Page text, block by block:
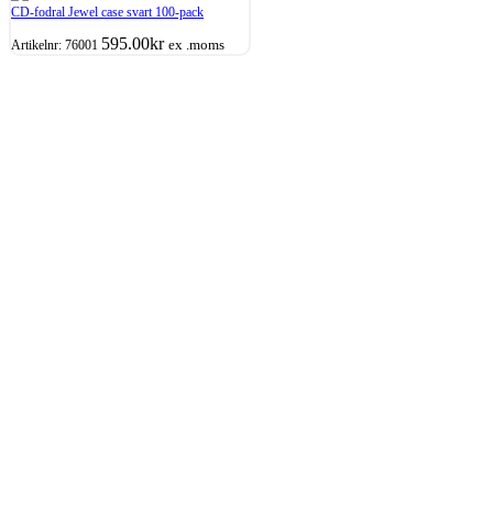
CD-fodral Jewel case svart 100-pack
Artikelnr: 76001 595.00kr ex .moms